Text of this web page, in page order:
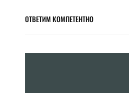
ОТВЕТИМ КОМПЕТЕНТНО